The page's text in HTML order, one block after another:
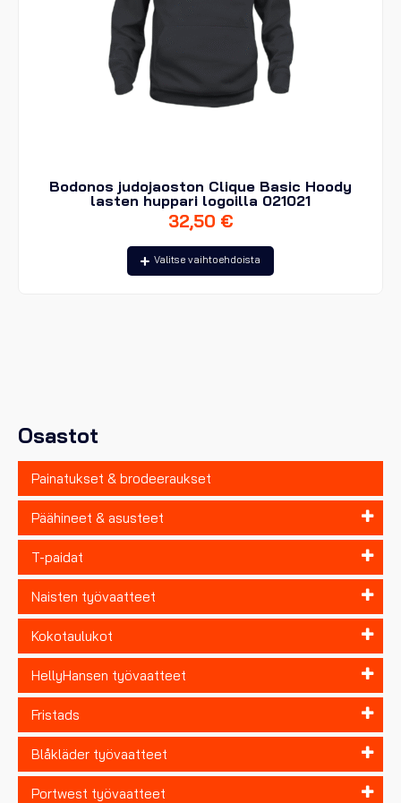
Osastot
Painatukset & brodeeraukset
Päähineet & asusteet
T-paidat
Naisten työvaatteet
Kokotaulukot
HellyHansen työvaatteet
Fristads
Blåkläder työvaatteet
Portwest työvaatteet
Bodonos judojaoston Clique Basic Hoody
lasten huppari logoilla 021021
32,50 €
Valitse vaihtoehdoista
Tällä
tuotteella